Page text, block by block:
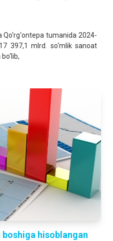
Qo‘rg‘ontepa tumanida 2024-
397,1 mlrd. so‘mlik sanoat
hisoblangan